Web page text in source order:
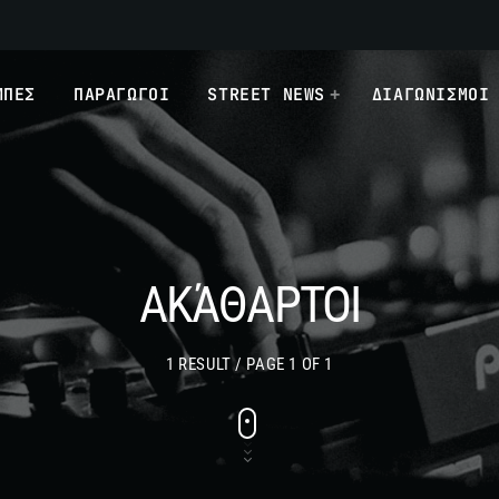
ΠΑΡΑΓΩΓΟΙ STREET NEWS ΔΙΑΓΩΝΙΣΜΟΙ
ΑΚΆΘΑΡΤΟΙ
1 RESULT / PAGE 1 OF 1